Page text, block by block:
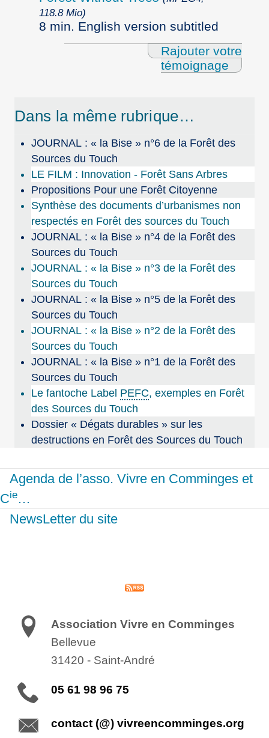
118.8 Mio)
8 min. English version subtitled
Rajouter votre
témoignage
Dans la même rubrique…
JOURNAL : « la Bise » n°6 de la Forêt des
Sources du Touch
LE FILM : Innovation - Forêt Sans Arbres
Propositions Pour une Forêt Citoyenne
Synthèse des documents d’urbanismes non
respectés en Forêt des sources du Touch
JOURNAL : « la Bise » n°4 de la Forêt des
Sources du Touch
JOURNAL : « la Bise » n°3 de la Forêt des
Sources du Touch
JOURNAL : « la Bise » n°5 de la Forêt des
Sources du Touch
JOURNAL : « la Bise » n°2 de la Forêt des
Sources du Touch
JOURNAL : « la Bise » n°1 de la Forêt des
Sources du Touch
Le fantoche Label PEFC, exemples en Forêt
des Sources du Touch
Dossier « Dégats durables » sur les
destructions en Forêt des Sources du Touch
Agenda de l’asso. Vivre en Comminges et
Cie…
NewsLetter du site
Association Vivre en Comminges
Bellevue
31420 - Saint-André
05 61 98 96 75
contact (@) vivreencomminges.org